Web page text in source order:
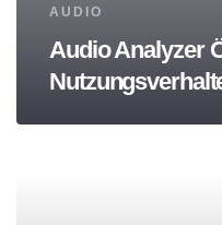
Tags
AUDIO
Audio Analyzer